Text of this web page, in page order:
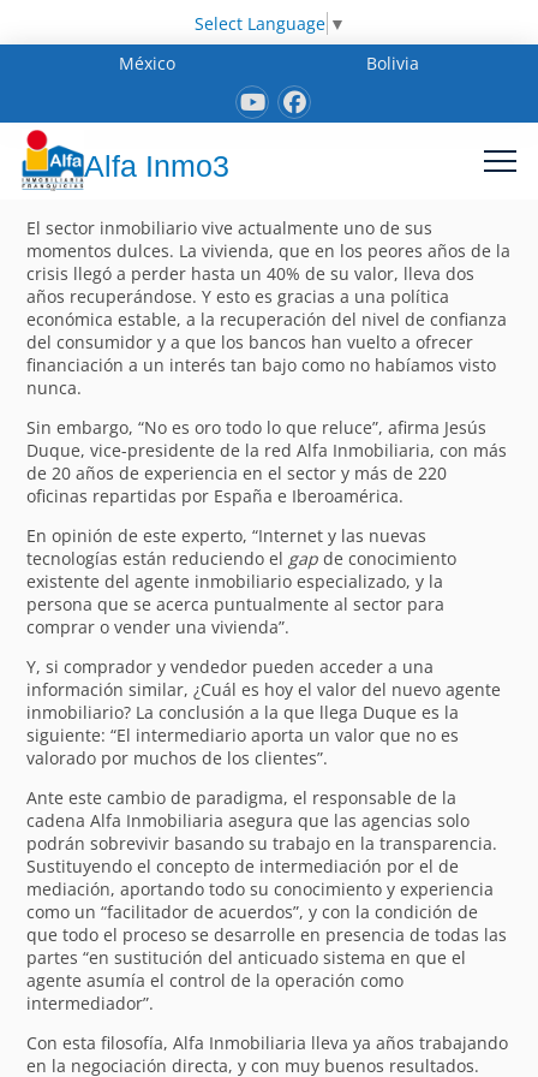
Select Language ▼
México
Bolivia
Alfa Inmo3
El sector inmobiliario vive actualmente uno de sus
momentos dulces. La vivienda, que en los peores años de la
crisis llegó a perder hasta un 40% de su valor, lleva dos
años recuperándose. Y esto es gracias a una política
económica estable, a la recuperación del nivel de confianza
del consumidor y a que los bancos han vuelto a ofrecer
financiación a un interés tan bajo como no habíamos visto
nunca.
Sin embargo, “No es oro todo lo que reluce”, afirma Jesús
Duque, vice-presidente de la red Alfa Inmobiliaria, con más
de 20 años de experiencia en el sector y más de 220
oficinas repartidas por España e Iberoamérica.
En opinión de este experto, “Internet y las nuevas
tecnologías están reduciendo el gap de conocimiento
existente del agente inmobiliario especializado, y la
persona que se acerca puntualmente al sector para
comprar o vender una vivienda”.
Y, si comprador y vendedor pueden acceder a una
información similar, ¿Cuál es hoy el valor del nuevo agente
inmobiliario? La conclusión a la que llega Duque es la
siguiente: “El intermediario aporta un valor que no es
valorado por muchos de los clientes”.
Ante este cambio de paradigma, el responsable de la
cadena Alfa Inmobiliaria asegura que las agencias solo
podrán sobrevivir basando su trabajo en la transparencia.
Sustituyendo el concepto de intermediación por el de
mediación, aportando todo su conocimiento y experiencia
como un “facilitador de acuerdos”, y con la condición de
que todo el proceso se desarrolle en presencia de todas las
partes “en sustitución del anticuado sistema en que el
agente asumía el control de la operación como
intermediador”.
Con esta filosofía, Alfa Inmobiliaria lleva ya años trabajando
en la negociación directa, y con muy buenos resultados.